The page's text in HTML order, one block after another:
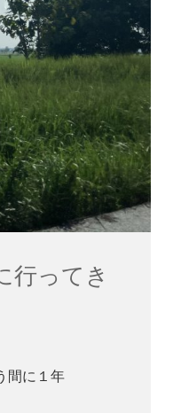
行ってき
間に１年